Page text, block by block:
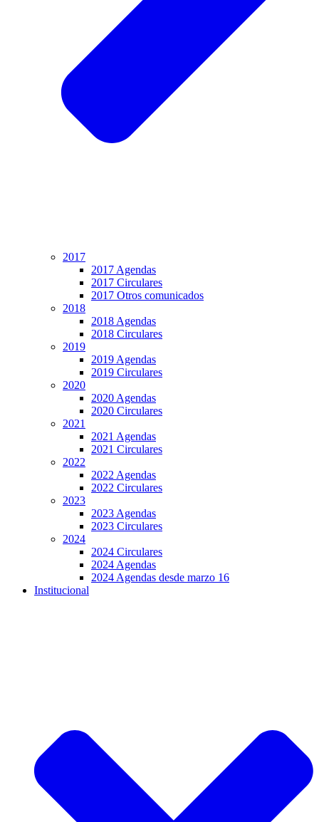
2017
2017 Agendas
2017 Circulares
2017 Otros comunicados
2018
2018 Agendas
2018 Circulares
2019
2019 Agendas
2019 Circulares
2020
2020 Agendas
2020 Circulares
2021
2021 Agendas
2021 Circulares
2022
2022 Agendas
2022 Circulares
2023
2023 Agendas
2023 Circulares
2024
2024 Circulares
2024 Agendas
2024 Agendas desde marzo 16
Institucional